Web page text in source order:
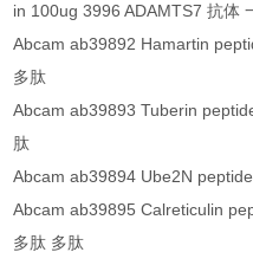
in 100ug 3996 ADAMTS7 抗体
Abcam ab39892 Hamartin
多肽
Abcam ab39893 Tuberin
肽
Abcam ab39894 Ube2N
Abcam ab39895 Calreticulin
多肽 多肽